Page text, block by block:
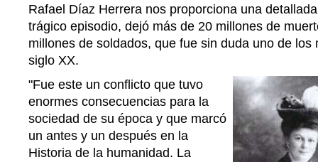
Rafael Díaz Herrera nos proporciona una
trágico episodio, dejó más de 20 millones de
millones de soldados, que fue sin duda uno de los
siglo XX.
"Fue este un conflicto que tuvo
enormes consecuencias para la
sociedad de su época y que marcó
un antes y un después en la
Historia de la humanidad. La